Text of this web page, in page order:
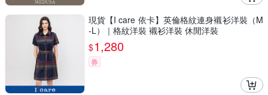
現貨【I care 依卡】英倫格紋連身襯衫洋裝（M
-L）｜格紋洋裝 襯衫洋裝 休閒洋裝
$1,280
券